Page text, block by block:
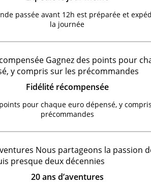
passée avant 12h est préparée et
la journée
Fidélité récompensée
pour chaque euro dépensé, y
précommandes
20 ans d’aventures